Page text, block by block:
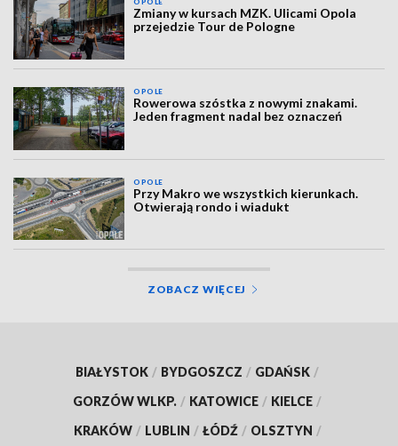
Zmiany w kursach MZK. Ulicami Opola
przejedzie Tour de Pologne
OPOLE
Rowerowa szóstka z nowymi znakami.
Jeden fragment nadal bez oznaczeń
OPOLE
Przy Makro we wszystkich kierunkach.
Otwierają rondo i wiadukt
ZOBACZ WIĘCEJ
BIAŁYSTOK / BYDGOSZCZ / GDAŃSK /
GORZÓW WLKP. / KATOWICE / KIELCE /
KRAKÓW / LUBLIN / ŁÓDŹ / OLSZTYN /